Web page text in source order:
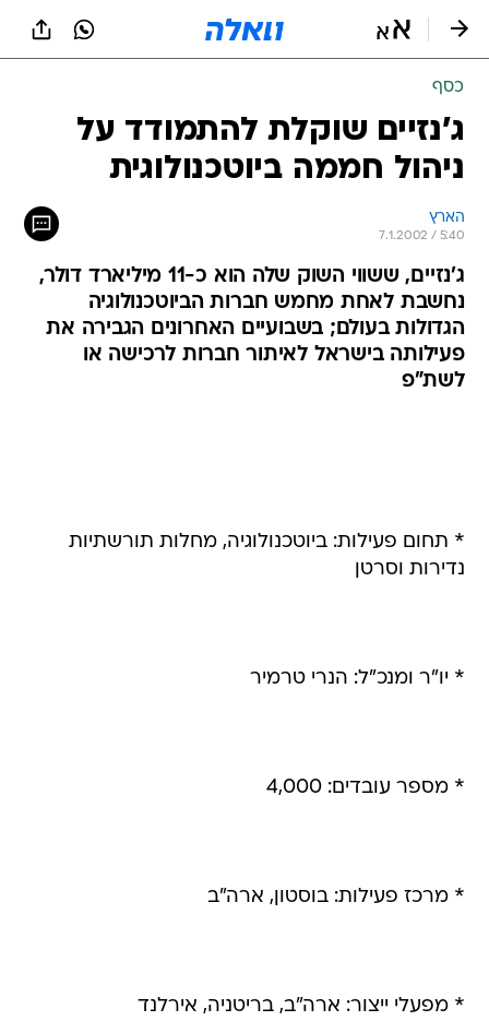
כסף
ג'נזיים שוקלת להתמודד על
ניהול חממה ביוטכנולוגית
הארץ
7.1.2002 / 5:40
ג'נזיים, ששווי השוק שלה הוא כ-11 מיליארד דולר,
נחשבת לאחת מחמש חברות הביוטכנולוגיה
הגדולות בעולם; בשבועיים האחרונים הגבירה את
פעילותה בישראל לאיתור חברות לרכישה או
לשת"פ
* תחום פעילות: ביוטכנולוגיה, מחלות תורשתיות
נדירות וסרטן
* יו"ר ומנכ"ל: הנרי טרמיר
* מספר עובדים: 4,000
* מרכז פעילות: בוסטון, ארה"ב
* מפעלי ייצור: ארה"ב, בריטניה, אירלנד